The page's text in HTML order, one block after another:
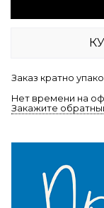
Заказ кратно
Нет времени на
Закажите